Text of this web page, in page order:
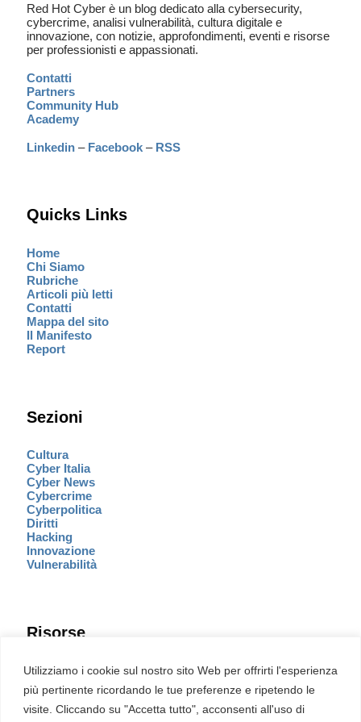
Utilizziamo i cookie sul nostro sito Web per offrirti l'esperienza
più pertinente ricordando le tue preferenze e ripetendo le
visite. Cliccando su "Accetta tutto", acconsenti all'uso di
Red Hot Cyber è un blog dedicato alla cybersecurity,
cybercrime, analisi vulnerabilità, cultura digitale e
innovazione, con notizie, approfondimenti, eventi e risorse
per professionisti e appassionati.
Contatti
Partners
Community Hub
Academy
Linkedin – Facebook – RSS
Quicks Links
Home
Chi Siamo
Rubriche
Articoli più letti
Contatti
Mappa del sito
Il Manifesto
Report
Sezioni
Cultura
Cyber Italia
Cyber News
Cybercrime
Cyberpolitica
Diritti
Hacking
Innovazione
Vulnerabilità
Risorse
Eventi
Fumetto Cyber
Newsletter
Servizi